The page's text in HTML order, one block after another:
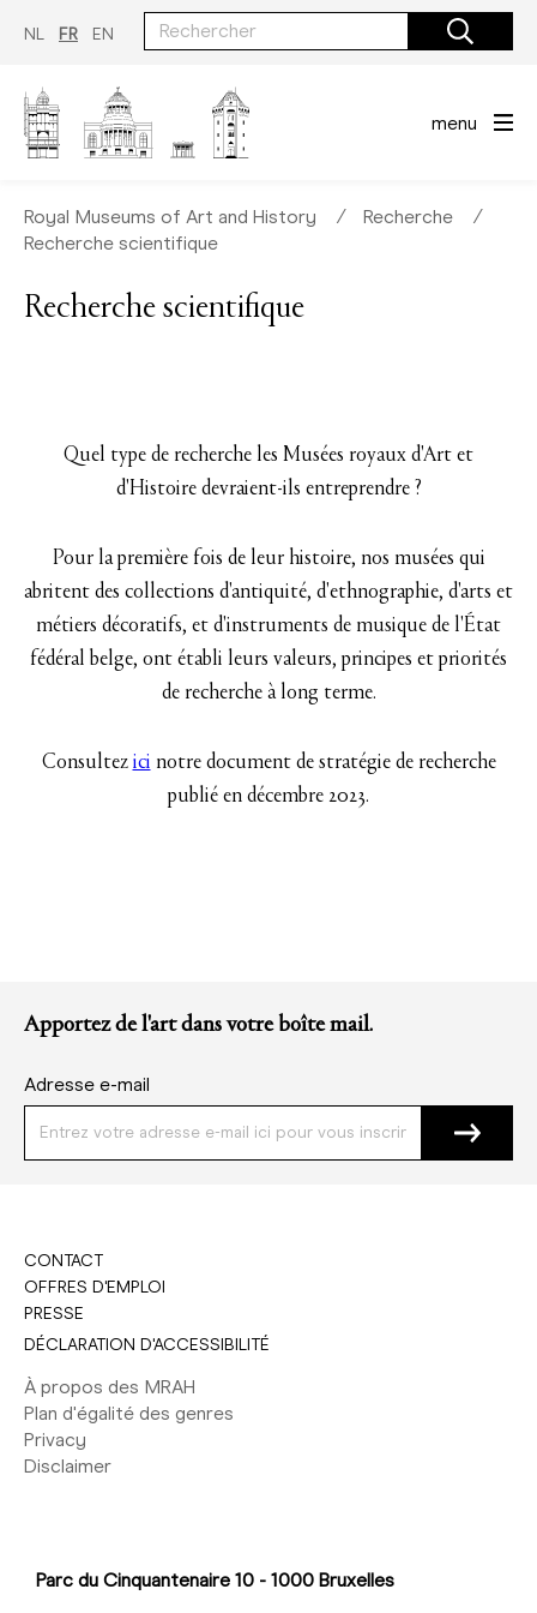
NL FR EN
menu
Royal Museums of Art and History ∕ Recherche
∕
Recherche scientifique
Recherche scientifique
Quel type de recherche les Musées royaux d'Art et
d'Histoire devraient-ils entreprendre ?
Pour la première fois de leur histoire, nos musées qui
abritent des collections d'antiquité, d'ethnographie, d'arts et
métiers décoratifs, et d'instruments de musique de l'État
fédéral belge, ont établi leurs valeurs, principes et priorités
de recherche à long terme.
Consultez ici notre document de stratégie de recherche
publié en décembre 2023.
Apportez de l'art dans votre boîte mail.
Adresse e-mail
CONTACT
OFFRES D'EMPLOI
PRESSE
DÉCLARATION D'ACCESSIBILITÉ
À propos des MRAH
Plan d'égalité des genres
Privacy
Disclaimer
Parc du Cinquantenaire 10 - 1000 Bruxelles